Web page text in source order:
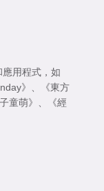
用程式，如
》 、
《東方
童萌》 、
《經